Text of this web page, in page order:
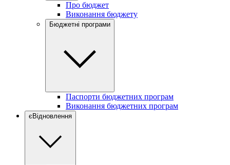
Про бюджет
Виконання бюджету
Бюджетні програми
Паспорти бюджетних програм
Виконання бюджетних програм
єВідновлення